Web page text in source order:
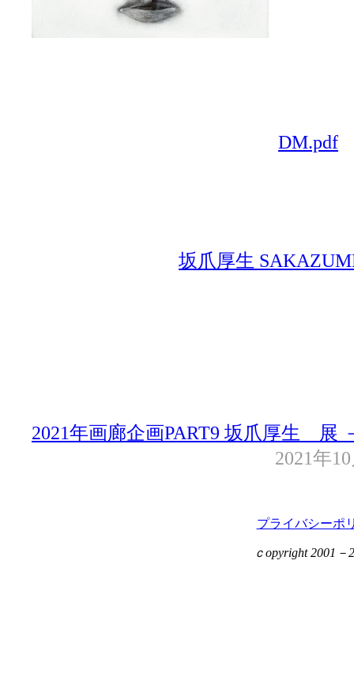
DM.pdf
坂爪厚生
2021年画廊企画PART9 坂爪厚生 展
2021年
プライバシーポ
ｃopyright 2001－